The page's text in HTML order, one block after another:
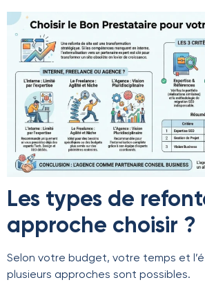
Les types de
approche choisir ?
Selon votre budget, votre temps et
plusieurs approches sont possibles.